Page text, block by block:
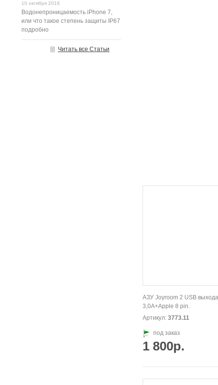
10 октября 2016
Водонепроницаемость iPhone 7,
или что такое степень защиты IP67
подробно
Читать все Статьи
АЗУ Joyroom 2 USB выхода
3,0А+Apple 8 pin.
Артикул: 3773.11
под заказ
1 800р.